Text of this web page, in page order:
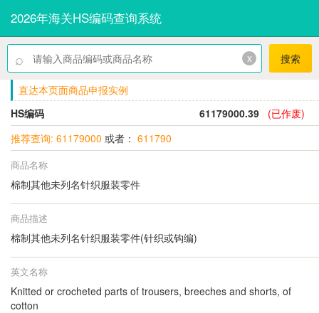
2026年海关HS编码查询系统
⌕ x 搜索
直达本页面商品申报实例
HS编码
61179000.39
(已作废)
推荐查询: 61179000 或者： 611790
商品名称
棉制其他未列名针织服装零件
商品描述
棉制其他未列名针织服装零件(针织或钩编)
英文名称
Knitted or crocheted parts of trousers, breeches and shorts, of
cotton